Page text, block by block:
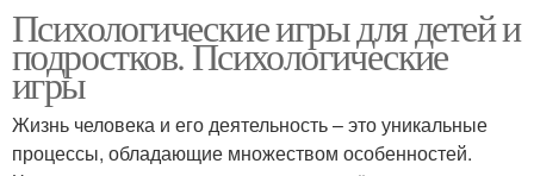
Психологические игры для детей и
подростков. Психологические
игры
Жизнь человека и его деятельность – это уникальные
процессы, обладающие множеством особенностей.